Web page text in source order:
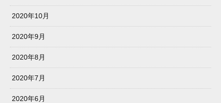
2020年10月
2020年9月
2020年8月
2020年7月
2020年6月